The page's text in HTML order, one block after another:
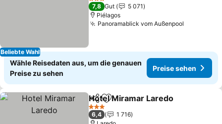
Beliebte Wahl
3 Sterne
7,8 Gut
5 071
Piélagos
Panoramablick vom Außenpool
Wähle Reisedaten aus, um die genauen
Preise zu sehen
Preise sehen
TeilenZu Favoriten hinzufügen
Hotel Miramar Laredo
3 Sterne
6,4
1 716